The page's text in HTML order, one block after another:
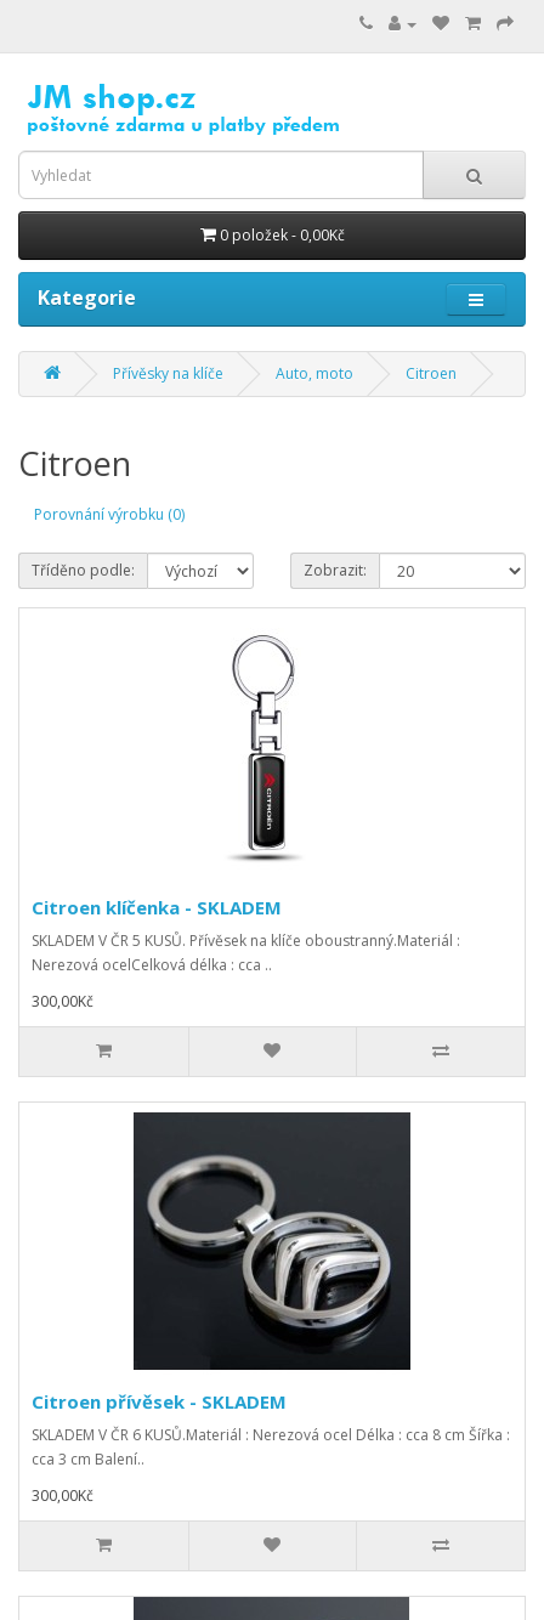
0 položek - 0,00Kč
Kategorie
Přívěsky na klíče Auto, moto Citroen
Citroen
Porovnání výrobku (0)
Tříděno podle: Zobrazit:
Citroen klíčenka - SKLADEM
SKLADEM V ČR 5 KUSŮ. Přívěsek na klíče oboustranný.Materiál :
Nerezová ocelCelková délka : cca ..
300,00Kč
Citroen přívěsek - SKLADEM
SKLADEM V ČR 6 KUSŮ.Materiál : Nerezová ocel Délka : cca 8 cm Šířka :
cca 3 cm Balení..
300,00Kč